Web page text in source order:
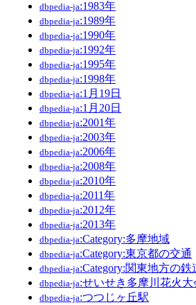
dbpedia-ja:1983年
dbpedia-ja:1989年
dbpedia-ja:1990年
dbpedia-ja:1992年
dbpedia-ja:1995年
dbpedia-ja:1998年
dbpedia-ja:1月19日
dbpedia-ja:1月20日
dbpedia-ja:2001年
dbpedia-ja:2003年
dbpedia-ja:2006年
dbpedia-ja:2008年
dbpedia-ja:2010年
dbpedia-ja:2011年
dbpedia-ja:2012年
dbpedia-ja:2013年
dbpedia-ja:Category:多摩地域
dbpedia-ja:Category:東京都の交通
dbpedia-ja:Category:関東地方の鉄
dbpedia-ja:せいせき多摩川花火大
dbpedia-ja:つつじヶ丘駅